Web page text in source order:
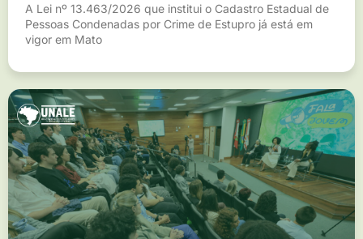
A Lei nº 13.463/2026 que institui o Cadastro Estadual de
Pessoas Condenadas por Crime de Estupro já está em
vigor em Mato